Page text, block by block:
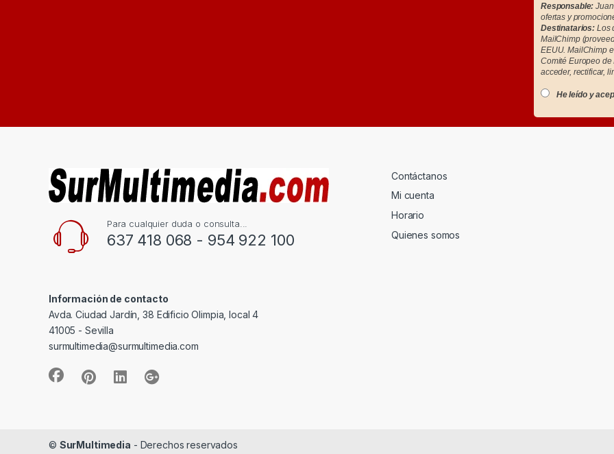
Responsable:
ofertas y
Destinatarios: Los
MailChimp
EEUU. MailChimp
Comité Europeo
acceder, rectificar,
He leído y
Para cualquier duda o consulta...
637 418 068 - 954 922 100
Información de contacto
Avda. Ciudad Jardín, 38 Edificio Olimpia, local 4
41005 - Sevilla
surmultimedia@surmultimedia.com
Contáctanos
Mi cuenta
Horario
Quienes somos
© SurMultimedia - Derechos reservados